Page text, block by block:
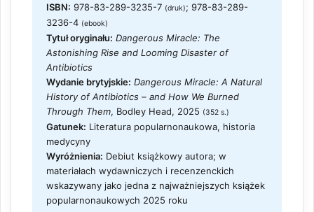
ISBN: 978-83-289-3235-7 (druk); 978-83-289-
3236-4 (ebook)
Tytuł oryginału: Dangerous Miracle: The
Astonishing Rise and Looming Disaster of
Antibiotics
Wydanie brytyjskie: Dangerous Miracle: A Natural
History of Antibiotics – and How We Burned
Through Them, Bodley Head, 2025 (352 s.)
Gatunek: Literatura popularnonaukowa, historia
medycyny
Wyróżnienia: Debiut książkowy autora; w
materiałach wydawniczych i recenzenckich
wskazywany jako jedna z najważniejszych książek
popularnonaukowych 2025 roku